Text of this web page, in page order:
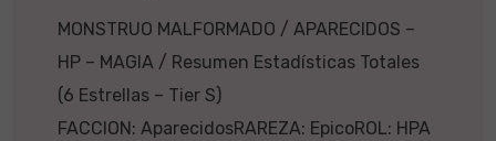
MONSTRUO MALFORMADO / APARECIDOS –
HP – MAGIA / Resumen Estadísticas Totales
(6 Estrellas – Tier S)
FACCION: AparecidosRAREZA: EpicoROL: HPA